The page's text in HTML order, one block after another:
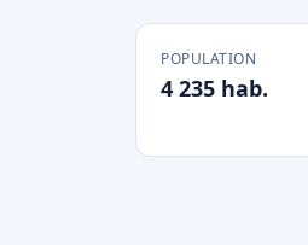
POPULATION
4 235 hab.